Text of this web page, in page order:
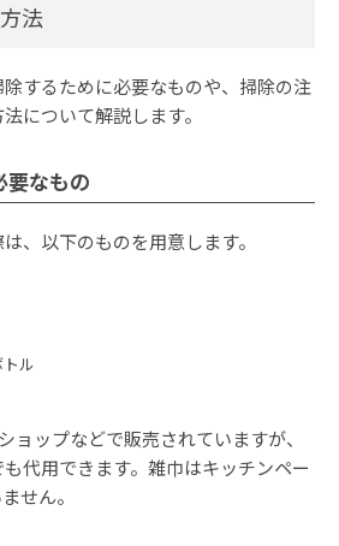
法
するために必要なものや、掃除の注
について解説します。
要なもの
、以下のものを用意します。
ル
ョップなどで販売されていますが、
代用できます。雑巾はキッチンペー
せん。